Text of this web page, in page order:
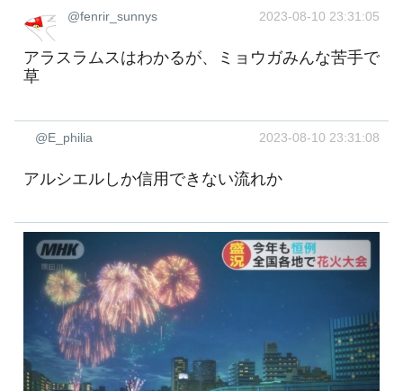
@fenrir_sunnys 2023-08-10 23:31:05
アラスラムスはわかるが、ミョウガみんな苦手で
草
@E_philia 2023-08-10 23:31:08
アルシエルしか信用できない流れか